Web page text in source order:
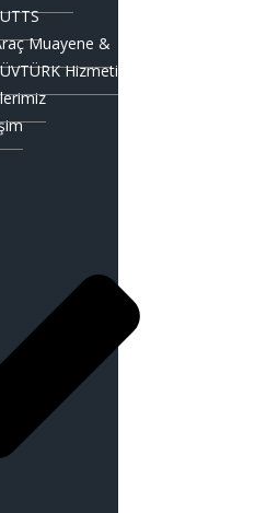
UTTS
Muayene &
Hizmeti